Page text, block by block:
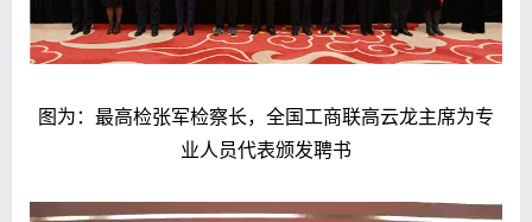
图为：最高检张军检察长，全国工商联高云龙主席为专
业人员代表颁发聘书